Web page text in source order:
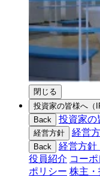
閉じる
投資家の皆様へ（
Back
投資家の
経営方針 経営
Back 経営方針
役員紹介 コー
ポリシー 株主